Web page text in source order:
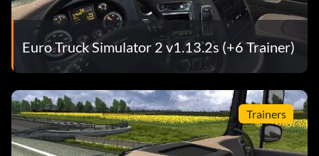
Euro Truck Simulator 2 v1.13.2s (+6 Trainer)
Trainers